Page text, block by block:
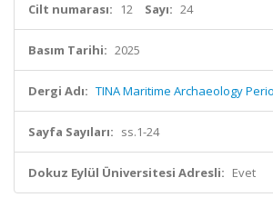
Cilt numarası: 12 Sayı: 24
Basım Tarihi: 2025
Dergi Adı: TINA Maritime Archaeology
Sayfa Sayıları: ss.1-24
Dokuz Eylül Üniversitesi Adresli: Evet